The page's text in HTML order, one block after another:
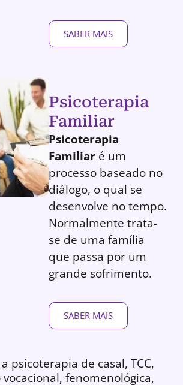
SABER MAIS
Psicoterapia
Familiar
Psicoterapia
Familiar é um
processo baseado no
diálogo, o qual se
desenvolve no tempo.
Normalmente trata-
se de uma família
que passa por um
grande sofrimento.
SABER MAIS
psicoterapia de casal, TCC,
fenomenológica,